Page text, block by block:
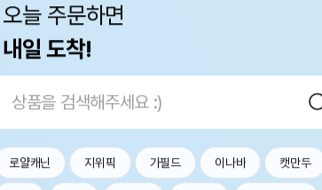
오늘 주문하면
내일 도착!
로얄캐닌 지위픽 가필드 이나바 캣만두